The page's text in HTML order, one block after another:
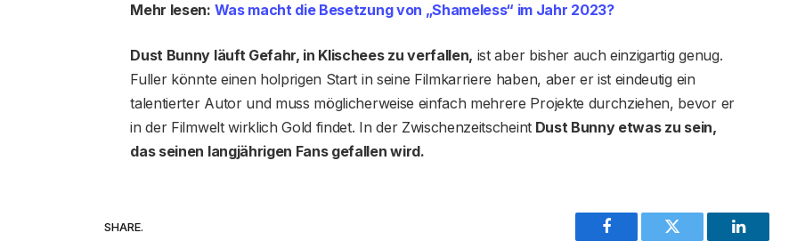
Mehr lesen: Was macht die Besetzung von „Shameless“ im Jahr 2023?
Dust Bunny läuft Gefahr, in Klischees zu verfallen, ist aber bisher auch einzigartig genug.
Fuller könnte einen holprigen Start in seine Filmkarriere haben, aber er ist eindeutig ein
talentierter Autor und muss möglicherweise einfach mehrere Projekte durchziehen, bevor er
in der Filmwelt wirklich Gold findet. In der ZwischenzeitscheintDust Bunny etwas zu sein,
das seinen langjährigen Fans gefallen wird.
SHARE.
Facebook Twitter LinkedIn